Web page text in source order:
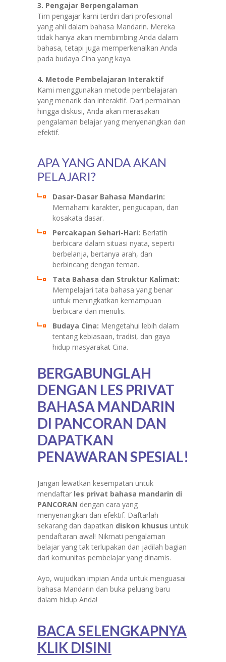
3. Pengajar Berpengalaman
Tim pengajar kami terdiri dari profesional
yang ahli dalam bahasa Mandarin. Mereka
tidak hanya akan membimbing Anda dalam
bahasa, tetapi juga memperkenalkan Anda
pada budaya Cina yang kaya.
4. Metode Pembelajaran Interaktif
Kami menggunakan metode pembelajaran
yang menarik dan interaktif. Dari permainan
hingga diskusi, Anda akan merasakan
pengalaman belajar yang menyenangkan dan
efektif.
APA YANG ANDA AKAN
PELAJARI?
Dasar-Dasar Bahasa Mandarin:
Memahami karakter, pengucapan, dan
kosakata dasar.
Percakapan Sehari-Hari: Berlatih
berbicara dalam situasi nyata, seperti
berbelanja, bertanya arah, dan
berbincang dengan teman.
Tata Bahasa dan Struktur Kalimat:
Mempelajari tata bahasa yang benar
untuk meningkatkan kemampuan
berbicara dan menulis.
Budaya Cina: Mengetahui lebih dalam
tentang kebiasaan, tradisi, dan gaya
hidup masyarakat Cina.
BERGABUNGLAH
DENGAN LES PRIVAT
BAHASA MANDARIN
DI PANCORAN DAN
DAPATKAN
PENAWARAN SPESIAL!
Jangan lewatkan kesempatan untuk
mendaftar les privat bahasa mandarin di
PANCORAN dengan cara yang
menyenangkan dan efektif. Daftarlah
sekarang dan dapatkan diskon khusus untuk
pendaftaran awal! Nikmati pengalaman
belajar yang tak terlupakan dan jadilah bagian
dari komunitas pembelajar yang dinamis.
Ayo, wujudkan impian Anda untuk menguasai
bahasa Mandarin dan buka peluang baru
dalam hidup Anda!
BACA SELENGKAPNYA
KLIK DISINI